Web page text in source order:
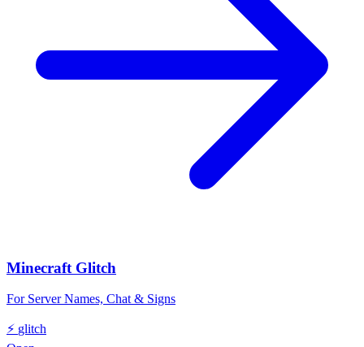
Minecraft Glitch
For Server Names, Chat & Signs
⚡ glitch